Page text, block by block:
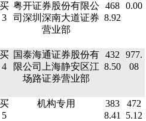
买
3
粤开证券股份有限公
司深圳深南大道证券
营业部
468
8.92
0.00
买
4
国泰海通证券股份有
限公司上海静安区江
场路证券营业部
432
8.50
977.
08
买
5
机构专用
383
8.41
472
5.12